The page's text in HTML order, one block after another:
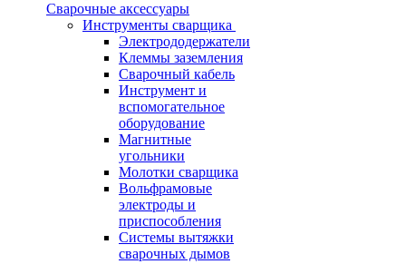
Сварочные аксессуары
Инструменты сварщика
Электрододержатели
Клеммы заземления
Сварочный кабель
Инструмент и
вспомогательное
оборудование
Магнитные
угольники
Молотки сварщика
Вольфрамовые
электроды и
приспособления
Системы вытяжки
сварочных дымов